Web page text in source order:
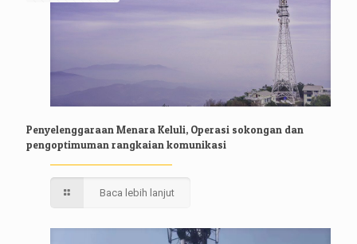
Penyelenggaraan Menara Keluli, Operasi sokongan dan
pengoptimuman rangkaian komunikasi
Baca lebih lanjut